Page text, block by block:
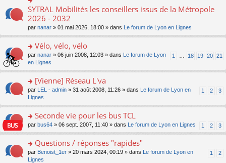
nt
s
ré
c
e
le
pl
u
s
ré
c
e
nt
n
o
n
lu
pl
u
s
ré
c
e
nt
e
s
s
g
n
o
n
lu
pl
u
s
ré
c
e
er
le
m
e
s
s
g
o
n
lu
le
u
s
ré
c
e
nt
o
n
ult
er
le
m
e
s
a
g
e
n
o
n
pl
u
s
SYTRAL Mobilités les conseillers issus de la Métropole
2026 - 2032
par nanar » 01 mai 2026, 18:00 » dans Le forum de Lyon en Lignes
o
n
s
er
le
m
e
s
s
e
n
o
Vélo, vélo, vélo
1 18 19 20 21
par nanar » 06 juin 2008, 12:03 » dans
Le forum de Lyon
en Lignes
o
s
er
le
m
e
s
s
[Vienne] Réseau L'va
1 2 3
par LEL - admin » 31 août 2008, 11:26 » dans
Le forum de Lyon en
Lignes
o
n
ult
er
Seconde vie pour les bus TCL
1 2 3
par bus64 » 06 sept. 2007, 11:40 » dans Le forum de Lyon en Lignes
o
Questions / réponses "rapides"
1 2
par Benoist_1er » 20 mars 2024, 00:19 » dans
Le forum de Lyon en
Lignes